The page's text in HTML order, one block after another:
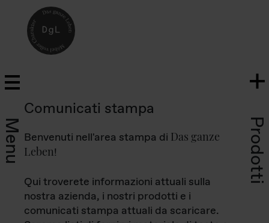
Menu Prodotti
Comunicati stampa
Benvenuti nell'area stampa di Das ganze
Leben!
Qui troverete informazioni attuali sulla
nostra azienda, i nostri prodotti e i
comunicati stampa attuali da scaricare.